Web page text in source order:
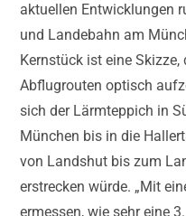
aktuellen Entwicklungen
und Landebahn am
Kernstück ist eine Skizze,
Abflugrouten optisch
sich der Lärmteppich in
München bis in die
von Landshut bis zum
erstrecken würde. „Mit
ermessen, wie sehr eine